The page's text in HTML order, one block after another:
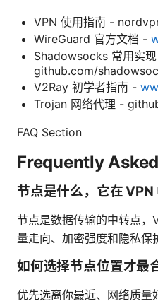
VPN 使用指南 -
WireGuard 官方文档 -
Shadowsocks 常用实
github.com/
V2Ray 初学者指南 -
Trojan 网络代理 -
FAQ Section
Frequently
节点是什么，它在 VPN
节点是数据传输的中转点
量走向、加密强度和隐私保
如何选择节点位置才最
优先选离你最近、网络质量